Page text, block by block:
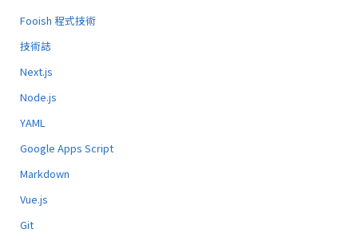
Fooish 程式技術
技術誌
Next.js
Node.js
YAML
Google Apps Script
Markdown
Vue.js
Git